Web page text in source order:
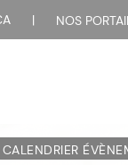
| NOS
CALENDRIER